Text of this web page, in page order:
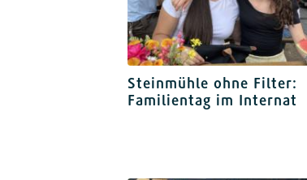
Steinmühle ohne Filter:
Familientag im Internat